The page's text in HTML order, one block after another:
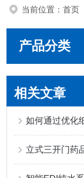
当前位置：首页
产品分类
相关文章
如何通过优化
立式三开门药